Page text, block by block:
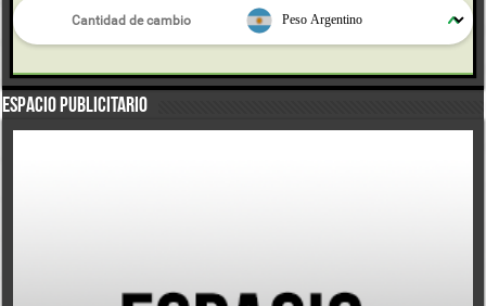
Espacio Publicitario